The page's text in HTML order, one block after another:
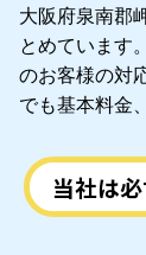
大阪府泉南郡
とめています
のお客様の対
でも基本料金
当社は